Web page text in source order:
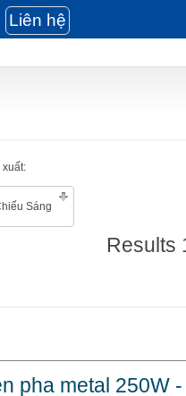
Liên hệ
xuất:
Sáng
Results